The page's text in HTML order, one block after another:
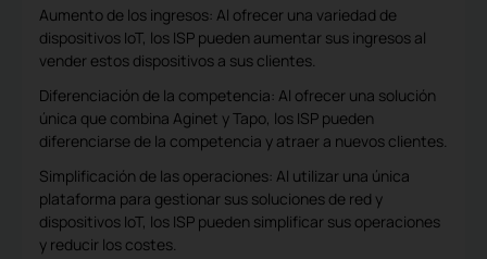
Aumento de los ingresos: Al ofrecer una variedad de
dispositivos IoT, los ISP pueden aumentar sus ingresos al
vender estos dispositivos a sus clientes.
Diferenciación de la competencia: Al ofrecer una solución
única que combina Aginet y Tapo, los ISP pueden
diferenciarse de la competencia y atraer a nuevos clientes.
Simplificación de las operaciones: Al utilizar una única
plataforma para gestionar sus soluciones de red y
dispositivos IoT, los ISP pueden simplificar sus operaciones
y reducir los costes.